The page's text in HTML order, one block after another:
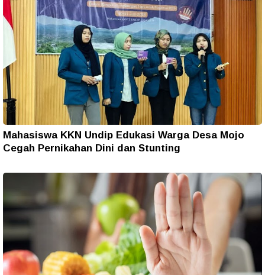
Mahasiswa KKN Undip Edukasi Warga Desa Mojo
Cegah Pernikahan Dini dan Stunting